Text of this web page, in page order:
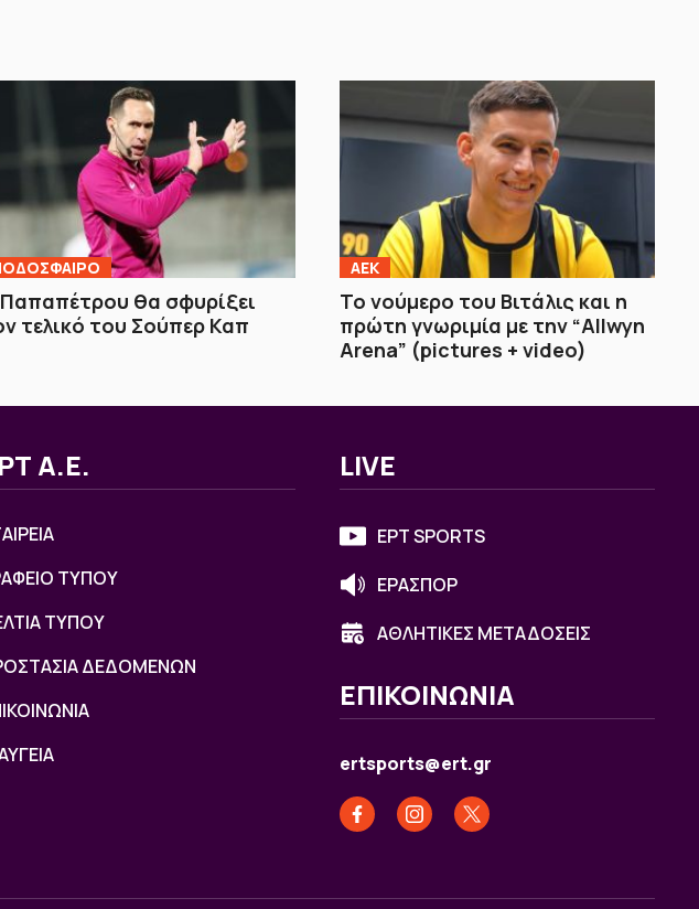
θα σφυρίξει
τελικό του Σούπερ Καπ
ΑΕΚ
Το νούμερο του Βιτάλις και η
πρώτη γνωριμία με την “Allwyn
Arena” (pictures + video)
Α.Ε.
ΤΥΠΟΥ
ΤΥΠΟΥ
ΔΕΔΟΜΕΝΩΝ
LIVE
ΕΡΤ SPORTS
ΕΡΑΣΠΟΡ
ΑΘΛΗΤΙΚΕΣ ΜΕΤΑΔΟΣΕΙΣ
ΕΠΙΚΟΙΝΩΝΙΑ
ertsports@ert.gr